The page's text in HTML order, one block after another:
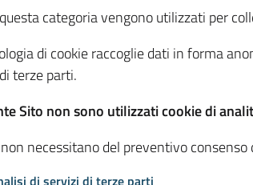
categoria vengono utilizzati per
di cookie raccoglie dati in forma
terze parti.
Sito non sono utilizzati cookie di
necessitano del preventivo
di servizi di terze parti